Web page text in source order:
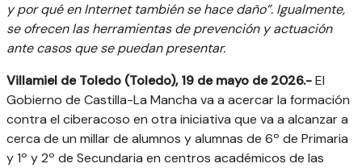
y por qué en Internet también se hace daño”. Igualmente,
se ofrecen las herramientas de prevención y actuación
ante casos que se puedan presentar.
Villamiel de Toledo (Toledo), 19 de mayo de 2026.-El
Gobierno de Castilla-La Mancha va a acercar la formación
contra el ciberacoso en otra iniciativa que va a alcanzar a
cerca de un millar de alumnos y alumnas de 6º de Primaria
y 1º y 2º de Secundaria en centros académicos de las